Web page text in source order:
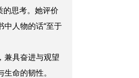
的思考。她评价
中人物的话“至于
兼具奋进与观望
命的韧性。